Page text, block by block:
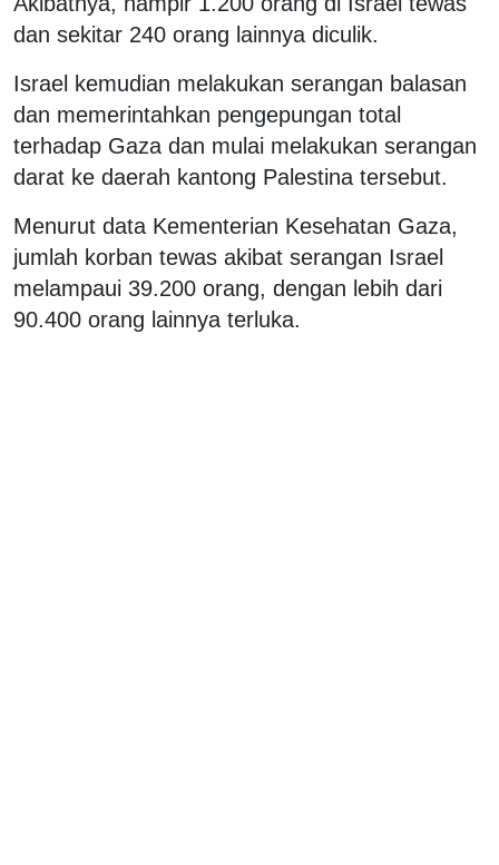
dan sekitar 240 orang lainnya diculik.
Israel kemudian melakukan serangan balasan
dan memerintahkan pengepungan total
terhadap Gaza dan mulai melakukan serangan
darat ke daerah kantong Palestina tersebut.
Menurut data Kementerian Kesehatan Gaza,
jumlah korban tewas akibat serangan Israel
melampaui 39.200 orang, dengan lebih dari
90.400 orang lainnya terluka.